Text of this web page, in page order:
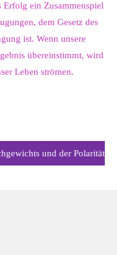
Erfolg ein Zusammenspiel
dem Gesetz des
ist. Wenn unsere
übereinstimmt, wird
Leben strömen.
und der Polarität